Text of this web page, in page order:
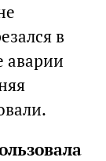
в
аварии